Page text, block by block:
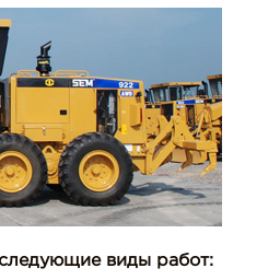
виды работ: